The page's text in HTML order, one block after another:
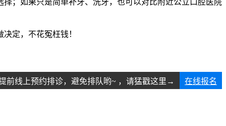
定，不花冤枉钱！
前线上预约排诊，避免排队哟~ ，请猛戳这里→ 在线报名